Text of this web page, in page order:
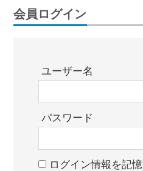
会員ログイン
ユーザー名
パスワード
ログイン情報を記憶